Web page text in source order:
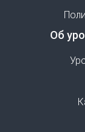
Об